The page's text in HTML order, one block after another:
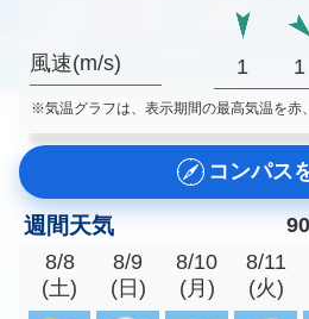
風速(m/s) 1 1
※気温グラフは、表示期間の最高気温を赤
コンパス
週間天気
8/8
(土)
8/9
(日)
8/10
(月)
8/11
(火)